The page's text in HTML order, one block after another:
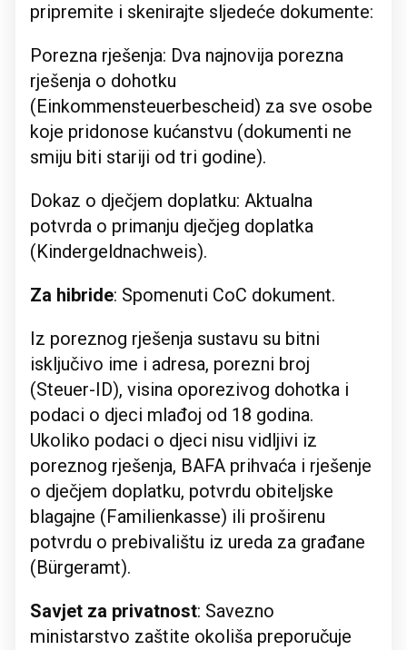
pripremite i skenirajte sljedeće dokumente:
Porezna rješenja: Dva najnovija porezna
rješenja o dohotku
(Einkommensteuerbescheid) za sve osobe
koje pridonose kućanstvu (dokumenti ne
smiju biti stariji od tri godine).
Dokaz o dječjem doplatku: Aktualna
potvrda o primanju dječjeg doplatka
(Kindergeldnachweis).
Za hibride: Spomenuti CoC dokument.
Iz poreznog rješenja sustavu su bitni
isključivo ime i adresa, porezni broj
(Steuer-ID), visina oporezivog dohotka i
podaci o djeci mlađoj od 18 godina.
Ukoliko podaci o djeci nisu vidljivi iz
poreznog rješenja, BAFA prihvaća i rješenje
o dječjem doplatku, potvrdu obiteljske
blagajne (Familienkasse) ili proširenu
potvrdu o prebivalištu iz ureda za građane
(Bürgeramt).
Savjet za privatnost: Savezno
ministarstvo zaštite okoliša preporučuje